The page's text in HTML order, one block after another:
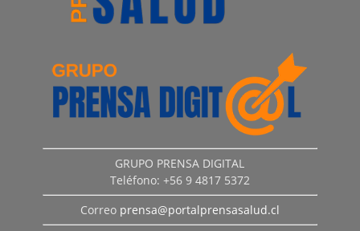
GRUPO PRENSA DIGITAL
Teléfono: +56 9 4817 5372
Correo prensa@portalprensasalud.cl